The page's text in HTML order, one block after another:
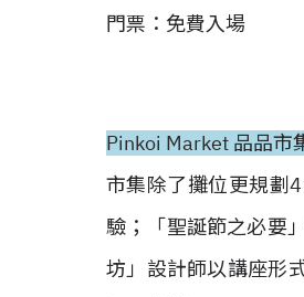
門票：免費入場
Pinkoi Market 品品市
市集除了攤位更規劃
驗；「聖誕節之必要
坊」設計師以講座形